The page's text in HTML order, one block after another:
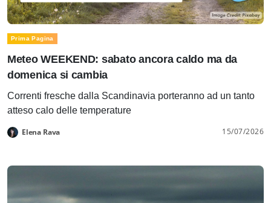
Prima Pagina
Meteo WEEKEND: sabato ancora caldo ma da
domenica si cambia
Correnti fresche dalla Scandinavia porteranno ad un tanto
atteso calo delle temperature
Elena Rava 15/07/2026